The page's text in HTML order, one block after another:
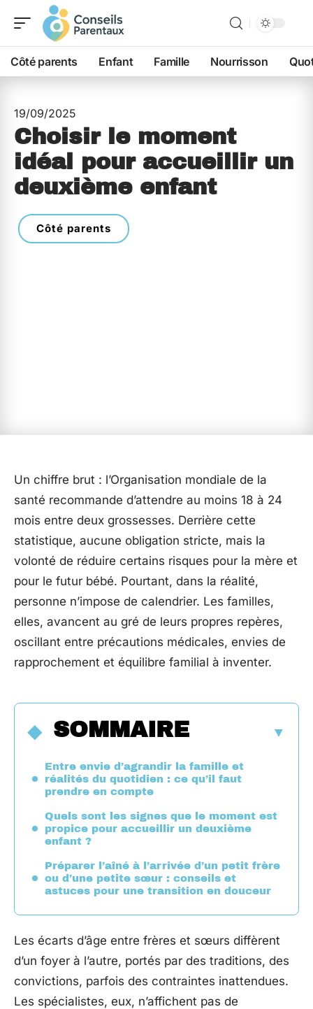
Côté parents Enfant Famille Nourrisson
19/09/2025
Choisir le moment
idéal pour accueillir un
deuxième enfant
Côté parents
Un chiffre brut : l’Organisation mondiale de la
santé recommande d’attendre au moins 18 à 24
mois entre deux grossesses. Derrière cette
statistique, aucune obligation stricte, mais la
volonté de réduire certains risques pour la mère et
pour le futur bébé. Pourtant, dans la réalité,
personne n’impose de calendrier. Les familles,
elles, avancent au gré de leurs propres repères,
oscillant entre précautions médicales, envies de
rapprochement et équilibre familial à inventer.
SOMMAIRE
Entre envie d’agrandir la famille et
réalités du quotidien : ce qu’il faut
prendre en compte
Quels sont les signes que le moment est
propice pour accueillir un deuxième
enfant ?
Préparer l’aîné à l’arrivée d’un petit frère
ou d’une petite sœur : conseils et
astuces pour une transition en douceur
Les écarts d’âge entre frères et sœurs diffèrent
d’un foyer à l’autre, portés par des traditions, des
convictions, parfois des contraintes inattendues.
Les spécialistes, eux, n’affichent pas de